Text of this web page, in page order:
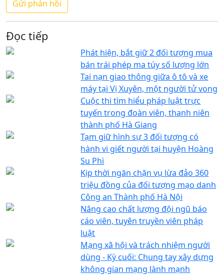
Đọc tiếp
Phát hiện, bắt giữ 2 đối tượng mua
bán trái phép ma túy số lượng lớn
Tai nạn giao thông giữa ô tô và xe
máy tại Vị Xuyên, một người tử vong
Cuộc thi tìm hiểu pháp luật trực
tuyến trong đoàn viên, thanh niên
thành phố Hà Giang
Tạm giữ hình sự 3 đối tượng có
hành vi giết người tại huyện Hoàng
Su Phì
Kịp thời ngăn chặn vụ lừa đảo 360
triệu đồng của đối tượng mạo danh
Công an Thành phố Hà Nội
Nâng cao chất lượng đội ngũ báo
cáo viên, tuyên truyền viên pháp
luật
Mạng xã hội và trách nhiệm người
dùng - Kỳ cuối: Chung tay xây dựng
không gian mạng lành mạnh